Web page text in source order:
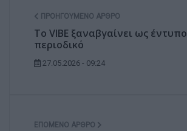
ΠΡΟΗΓΟΎΜΕΝΟ ΆΡΘΡΟ
Το VIBE ξαναβγαίνει ως έντυπο
περιοδικό
27.05.2026 - 09:24
ΕΠΌΜΕΝΟ ΆΡΘΡΟ